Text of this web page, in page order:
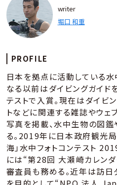
writer
堀口 和重
PROFILE
日本を拠点に活動している⽔
なる以前はダイビングガイド
テストで⼊賞。現在はダイビン
トなどに関連する雑誌やウェ
写真を掲載、水中生物の図
る。2019年に日本政府観光
海」⽔中フォトコンテスト
には“第28回 大瀬崎カレンダ
審査員も務める。近年は訪⽇